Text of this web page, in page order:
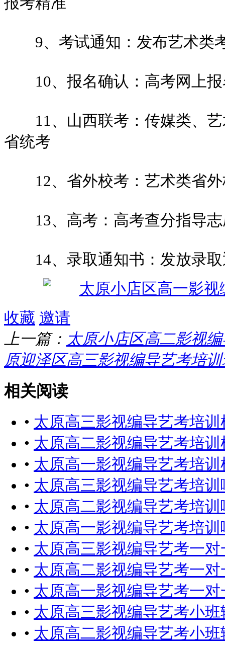
9、考试通知：发布艺术类
10、报名确认：高考网上报
11、山西联考：传媒类、艺
省统考
12、省外校考：艺术类省外
13、高考：高考查分指导志
14、录取通知书：发放录取
收藏 邀请
上一篇： 太原小店区高二影视
原迎泽区高三影视编导艺考培
相关阅读
• 太原高三影视编导艺考培训
• 太原高二影视编导艺考培训
• 太原高一影视编导艺考培训
• 太原高三影视编导艺考培训
• 太原高二影视编导艺考培训
• 太原高一影视编导艺考培训
• 太原高三影视编导艺考一对
• 太原高二影视编导艺考一对
• 太原高一影视编导艺考一对
• 太原高三影视编导艺考小班
• 太原高二影视编导艺考小班